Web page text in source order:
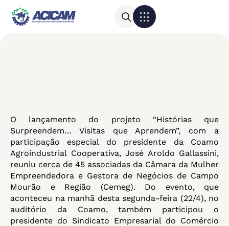
O lançamento do projeto “Histórias que
Surpreendem… Visitas que Aprendem”, com a
participação especial do presidente da Coamo
Agroindustrial Cooperativa, José Aroldo Gallassini,
reuniu cerca de 45 associadas da Câmara da Mulher
Empreendedora e Gestora de Negócios de Campo
Mourão e Região (Cemeg). Do evento, que
aconteceu na manhã desta segunda-feira (22/4), no
auditório da Coamo, também participou o
presidente do Sindicato Empresarial do Comércio